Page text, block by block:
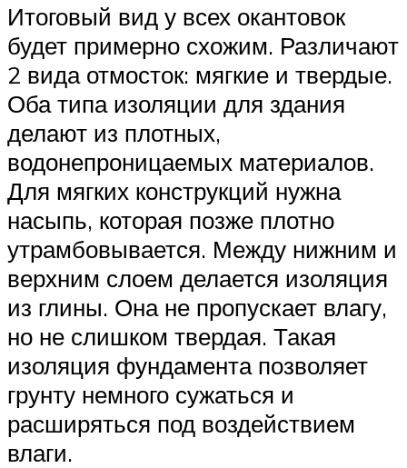
Итоговый вид у всех окантовок
будет примерно схожим. Различают
2 вида отмосток: мягкие и твердые.
Оба типа изоляции для здания
делают из плотных,
водонепроницаемых материалов.
Для мягких конструкций нужна
насыпь, которая позже плотно
утрамбовывается. Между нижним и
верхним слоем делается изоляция
из глины. Она не пропускает влагу,
но не слишком твердая. Такая
изоляция фундамента позволяет
грунту немного сужаться и
расширяться под воздействием
влаги.